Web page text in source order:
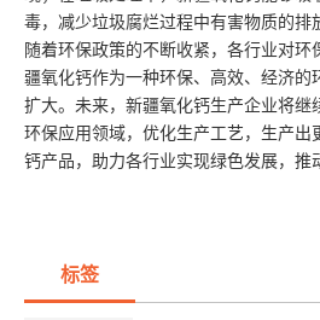
毒，减少垃圾腐烂过程中有害物质的排
随着环保政策的不断收紧，各行业对
疆氧化钙作为一种环保、高效、经济的
扩大。未来，新疆氧化钙生产企业将继
环保应用领域，优化生产工艺，生产出
钙产品，助力各行业实现绿色发展，推
标签